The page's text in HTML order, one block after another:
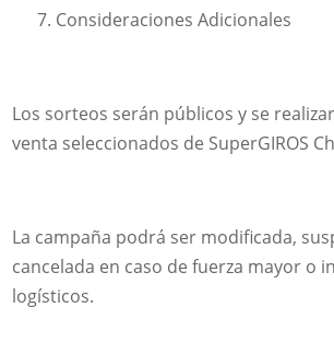
Consideraciones Adicionales
Los sorteos serán públicos y se
venta seleccionados de SuperGIROS
La campaña podrá ser modificada,
cancelada en caso de fuerza mayor o
logísticos.